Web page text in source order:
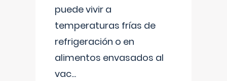
puede vivir a
temperaturas frías de
refrigeración o en
alimentos envasados al
vac...